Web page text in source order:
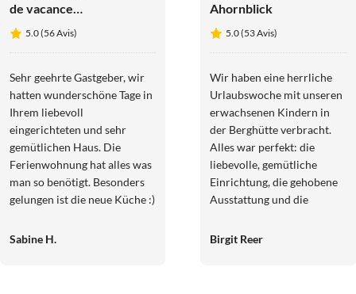
de vacances
Appartement
de vacances
5.0 (56 Avis)
Sehr geehrte Gastgeber, wir
hatten wunderschöne Tage in
Ihrem liebevoll
eingerichteten und sehr
gemütlichen Haus. Die
Ferienwohnung hat alles was
man so benötigt. Besonders
gelungen ist die neue Küche :)
Boxspringbett mit Blick auf
Sabine H.
Ahornblick
5.0 (53 Avis)
Wir haben eine herrliche
Urlaubswoche mit unseren
erwachsenen Kindern in
der Berghütte verbracht.
Alles war perfekt: die
liebevolle, gemütliche
Einrichtung, die gehobene
Ausstattung und die
Allerschönste ist die Lage
Birgit Reer